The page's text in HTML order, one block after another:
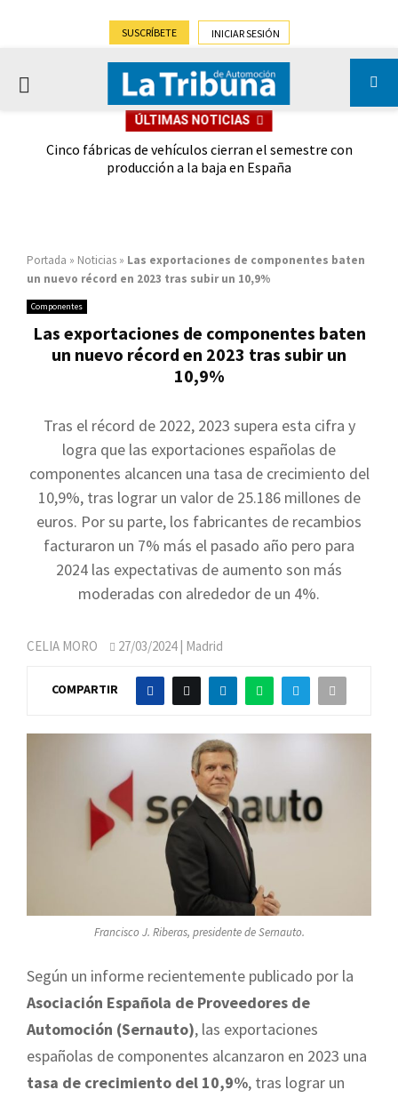
SUSCRÍBETE INICIAR SESIÓN
PRIMARY
ÚLTIMAS NOTICIAS
Cinco fábricas de vehículos cierran el semestre con
producción a la baja en España
Portada » Noticias » Las exportaciones de componentes baten
un nuevo récord en 2023 tras subir un 10,9%
Componentes
Las exportaciones de componentes baten
un nuevo récord en 2023 tras subir un
10,9%
Tras el récord de 2022, 2023 supera esta cifra y
logra que las exportaciones españolas de
componentes alcancen una tasa de crecimiento del
10,9%, tras lograr un valor de 25.186 millones de
euros. Por su parte, los fabricantes de recambios
facturaron un 7% más el pasado año pero para
2024 las expectativas de aumento son más
moderadas con alrededor de un 4%.
CELIA MORO 27/03/2024| Madrid
COMPARTIR
Francisco J. Riberas, presidente de Sernauto.
Según un informe recientemente publicado por la
Asociación Española de Proveedores de
Automoción (Sernauto), las exportaciones
españolas de componentes alcanzaron en 2023 una
tasa de crecimiento del 10,9%, tras lograr un